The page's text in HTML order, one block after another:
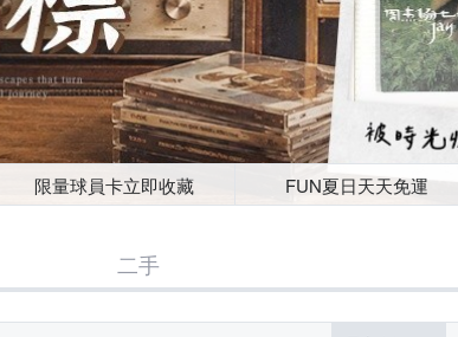
限量球員卡立即收藏 FUN夏日天天免運
二手